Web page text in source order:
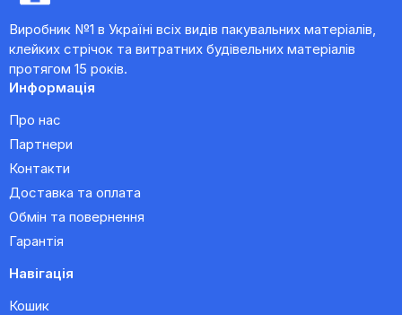
Виробник №1 в Україні всіх видів пакувальних матеріалів,
клейких стрічок та витратних будівельних матеріалів
протягом 15 років.
Информація
Про нас
Партнери
Контакти
Доставка та оплата
Обмін та повернення
Гарантія
Навігація
Кошик